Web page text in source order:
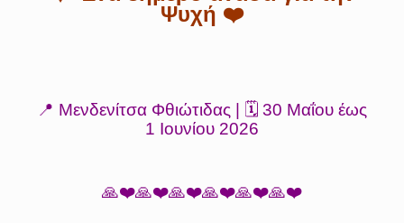
Ψυχή ❤️
📍 Μενδενίτσα Φθιώτιδας | 🗓 30 Μαΐου έως
1 Ιουνίου 2026
🙏❤️🙏❤️🙏❤️🙏❤️🙏❤️🙏❤️